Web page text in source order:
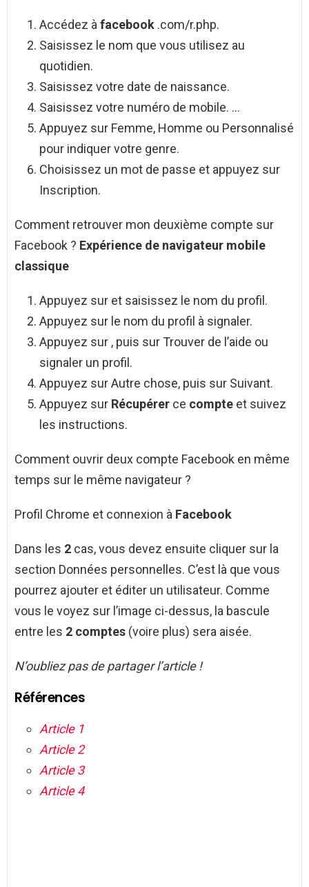
Accédez àfacebook .com/r.php.
Saisissez le nom que vous utilisez au
quotidien.
Saisissez votre date de naissance.
Saisissez votre numéro de mobile. …
Appuyez sur Femme, Homme ou Personnalisé
pour indiquer votre genre.
Choisissez un mot de passe et appuyez sur
Inscription.
Comment retrouver mon deuxième compte sur
Facebook ? Expérience de navigateur mobile
classique
Appuyez sur et saisissez le nom du profil.
Appuyez sur le nom du profil à signaler.
Appuyez sur , puis sur Trouver de l’aide ou
signaler un profil.
Appuyez sur Autre chose, puis sur Suivant.
Appuyez sur Récupérer ce compte et suivez
les instructions.
Comment ouvrir deux compte Facebook en même
temps sur le même navigateur ?
Profil Chrome et connexion à Facebook
Dans les 2 cas, vous devez ensuite cliquer sur la
section Données personnelles. C’est là que vous
pourrez ajouter et éditer un utilisateur. Comme
vous le voyez sur l’image ci-dessus, la bascule
entre les 2 comptes (voire plus) sera aisée.
N’oubliez pas de partager l’article !
Références
Article 1
Article 2
Article 3
Article 4